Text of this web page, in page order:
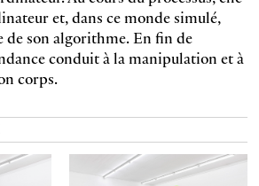
et, dans ce monde simulé,
de son algorithme. En fin de
conduit à la manipulation et à
corps.